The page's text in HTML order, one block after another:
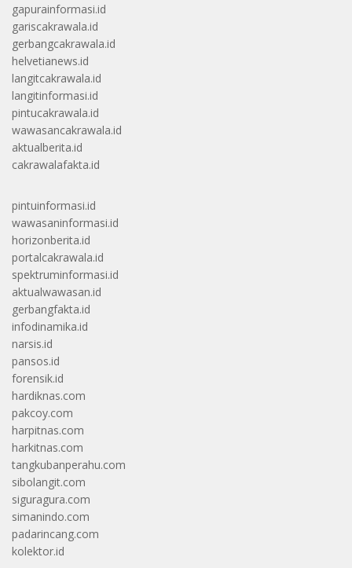
gapurainformasi.id
gariscakrawala.id
gerbangcakrawala.id
helvetianews.id
langitcakrawala.id
langitinformasi.id
pintucakrawala.id
wawasancakrawala.id
aktualberita.id
cakrawalafakta.id
pintuinformasi.id
wawasaninformasi.id
horizonberita.id
portalcakrawala.id
spektruminformasi.id
aktualwawasan.id
gerbangfakta.id
infodinamika.id
narsis.id
pansos.id
forensik.id
hardiknas.com
pakcoy.com
harpitnas.com
harkitnas.com
tangkubanperahu.com
sibolangit.com
siguragura.com
simanindo.com
padarincang.com
kolektor.id